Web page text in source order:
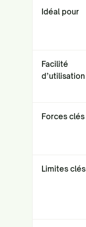
Idéal pour
Facilité
d’utilisation
Forces clés
Limites clés